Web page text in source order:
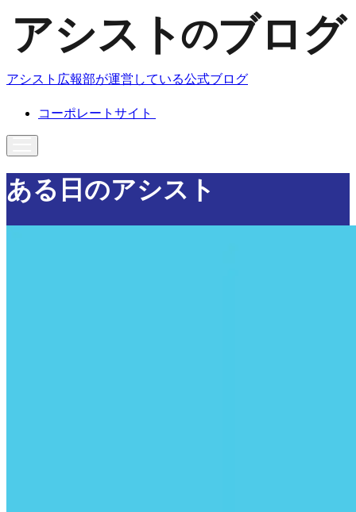
アシスト広報部が運営している公式ブログ
コーポレートサイト
ある日のアシスト